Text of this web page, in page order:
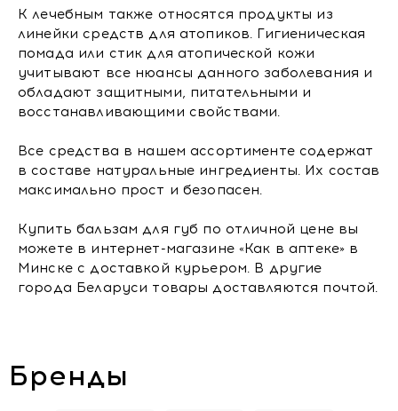
К лечебным также относятся продукты из
линейки средств для атопиков. Гигиеническая
помада или стик для атопической кожи
учитывают все нюансы данного заболевания и
обладают защитными, питательными и
восстанавливающими свойствами.
Все средства в нашем ассортименте содержат
в составе натуральные ингредиенты. Их состав
максимально прост и безопасен.
Купить бальзам для губ по отличной цене вы
можете в интернет-магазине «Как в аптеке» в
Минске с доставкой курьером. В другие
города Беларуси товары доставляются почтой.
Бренды